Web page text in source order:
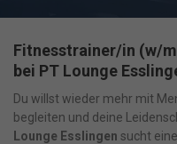
Fitnesstrainer/in (w/
bei PT Lounge
Du willst wieder mehr mit
begleiten und deine
Lounge Esslingen sucht